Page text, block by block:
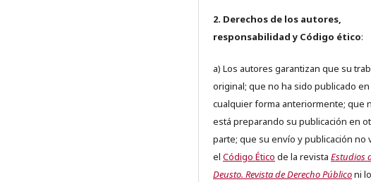
2. Derechos de los autores,
responsabilidad y Código ético:
a) Los autores garantizan que su
original; que no ha sido publicado en
cualquier forma anteriormente; que
está preparando su publicación en
parte; que su envío y publicación no
el Código Ético de la revista Estudios
Deusto. Revista de Derecho Públiconi